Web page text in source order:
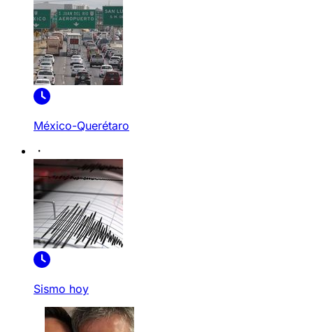
México-Querétaro
Sismo hoy